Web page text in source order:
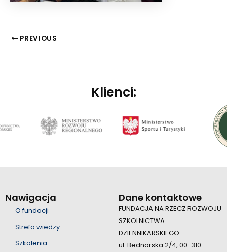
PREVIOUS
Klienci:
Nawigacja
O fundacji
Strefa wiedzy
Szkolenia
Dane kontaktowe
FUNDACJA NA RZECZ ROZWOJU
SZKOLNICTWA
DZIENNIKARSKIEGO
ul. Bednarska 2/4, 00-310